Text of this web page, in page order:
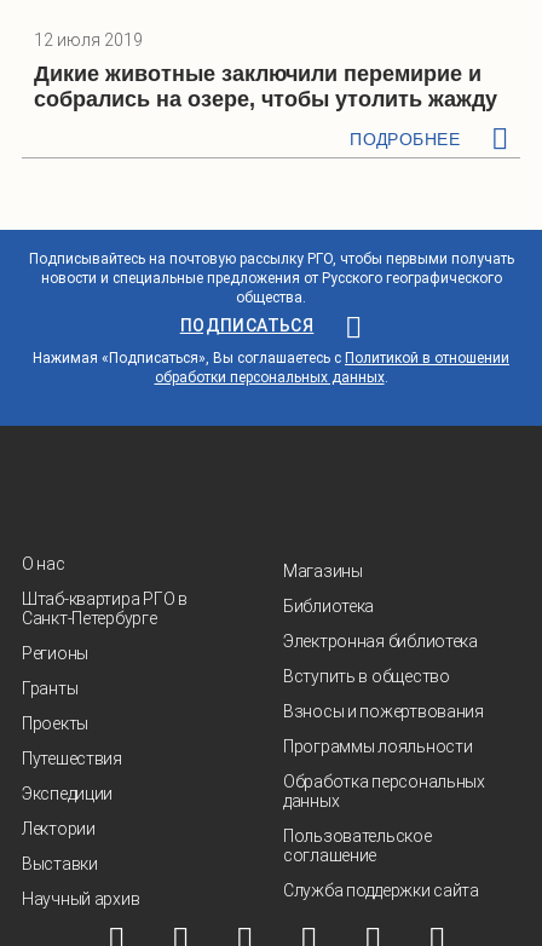
12 июля 2019
Дикие животные заключили перемирие и
собрались на озере, чтобы утолить жажду
ПОДРОБНЕЕ
Подписывайтесь на почтовую рассылку РГО, чтобы первыми получать
новости и специальные предложения от Русского географического
общества.
ПОДПИСАТЬСЯ
Нажимая «Подписаться», Вы соглашаетесь с Политикой в отношении
обработки персональных данных.
О нас
Штаб-квартира РГО в
Санкт‑Петербурге
Регионы
Гранты
Проекты
Путешествия
Экспедиции
Лектории
Выставки
Научный архив
Магазины
Библиотека
Электронная библиотека
Вступить в общество
Взносы и пожертвования
Программы лояльности
Обработка персональных
данных
Пользовательское
соглашение
Служба поддержки сайта